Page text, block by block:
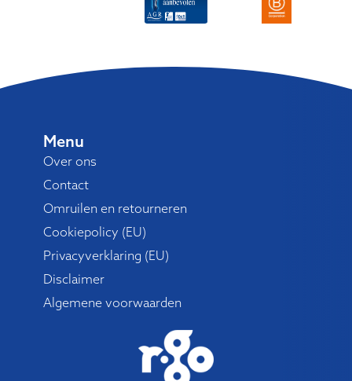
Menu
Over ons
Contact
Omruilen en retourneren
Cookiepolicy (EU)
Privacyverklaring (EU)
Disclaimer
Algemene voorwaarden